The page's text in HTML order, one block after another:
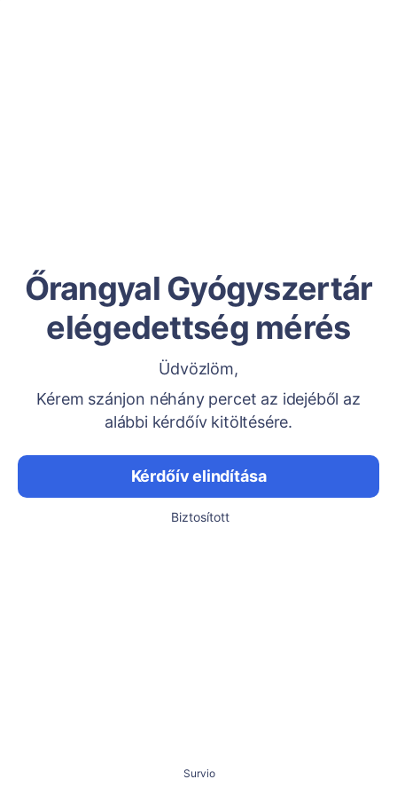
Őrangyal Gyógyszertár
elégedettség mérés
Üdvözlöm,
Kérem szánjon néhány percet az idejéből az
alábbi kérdőív kitöltésére.
Kérdőív elindítása
Biztosított
Survio